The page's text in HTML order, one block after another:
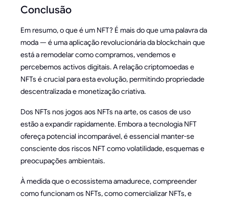
Conclusão
Em resumo, o que é um NFT? É mais do que uma palavra da
moda — é uma aplicação revolucionária da blockchain que
está a remodelar como compramos, vendemos e
percebemos activos digitais. A relação criptomoedas e
NFTs é crucial para esta evolução, permitindo propriedade
descentralizada e monetização criativa.
Dos NFTs nos jogos aos NFTs na arte, os casos de uso
estão a expandir rapidamente. Embora a tecnologia NFT
ofereça potencial incomparável, é essencial manter-se
consciente dos riscos NFT como volatilidade, esquemas e
preocupações ambientais.
À medida que o ecossistema amadurece, compreender
como funcionam os NFTs, como comercializar NFTs, e